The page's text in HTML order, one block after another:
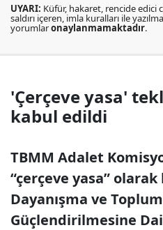
UYARI: Küfür, hakaret, rencide edici
saldırı içeren, imla kuralları ile
yorumlaronaylanmamaktadır.
'Çerçeve yasa'
kabul edildi
TBMM Adalet
“çerçeve yasa”
Dayanışma ve
Güçlendirilmesine